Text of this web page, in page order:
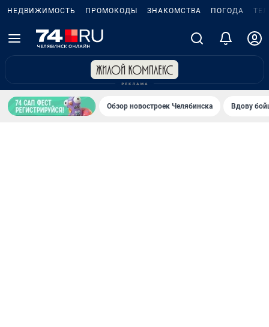
НЕДВИЖИМОСТЬ ПРОМОКОДЫ ЗНАКОМСТВА ПОГОДА
Обзор новостроек Челябинска Вдову